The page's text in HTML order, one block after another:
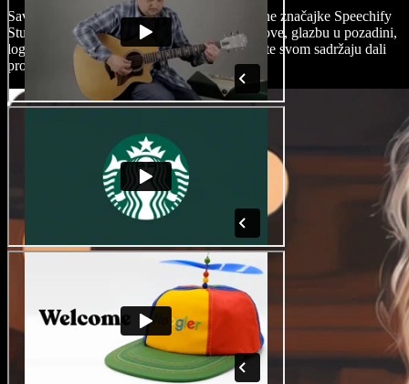
Savladajte umjetnost montaže uz profesionalne značajke Speechify
Studija. Dodajte uvode, odjave, prijelaze, titlove, glazbu u pozadini,
logotipe, AI efekte i još mnogo toga kako biste svom sadržaju dali
profesionalan i ujednačen izgled.